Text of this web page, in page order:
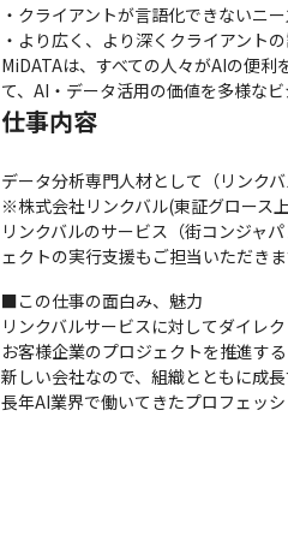
・クライアントが言語化できないニ
・より広く、より深くクライアント
MiDATAは、すべての人々がAIの便
て、AI・データ活用の価値を多様な
仕事内容
データ分析専門人材として（リンク
※株式会社リンクバル(東証グロース
リンクバルのサービス（街コンジャ
ェクトの実行支援もご担当いただきま
■この仕事の面白み、魅力
リンクバルサービスに対してダイレ
お客様企業のプロジェクトを推進す
新しい会社なので、組織とともに成
長年AI業界で働いてきたプロフェッ